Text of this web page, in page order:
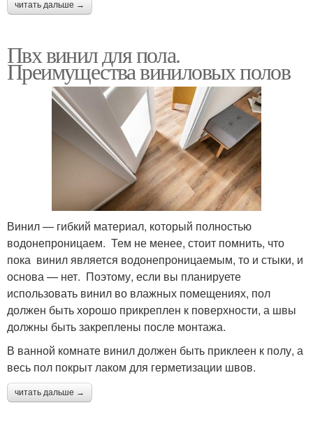
читать дальше →
Пвх винил для пола.
Преимущества виниловых полов
Винил — гибкий материал, который полностью
водонепроницаем. Тем не менее, стоит помнить, что
пока винил является водонепроницаемым, то и стыки, и
основа — нет. Поэтому, если вы планируете
использовать винил во влажных помещениях, пол
должен быть хорошо прикреплен к поверхности, а швы
должны быть закреплены после монтажа.
В ванной комнате винил должен быть приклеен к полу, а
весь пол покрыт лаком для герметизации швов.
читать дальше →